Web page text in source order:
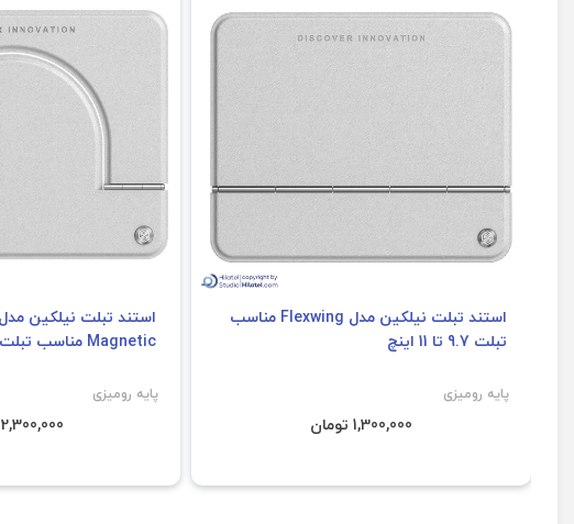
استند تبلت نیلکین مدل Flexwing مناسب
تبلت 9.7 تا 11 اینچ
پایه رومیزی
1,300,000 تومان
Magnetic مناسب تبلت 11 تا 9.7 اینچ
پایه رومیزی
2,300,000 تومان